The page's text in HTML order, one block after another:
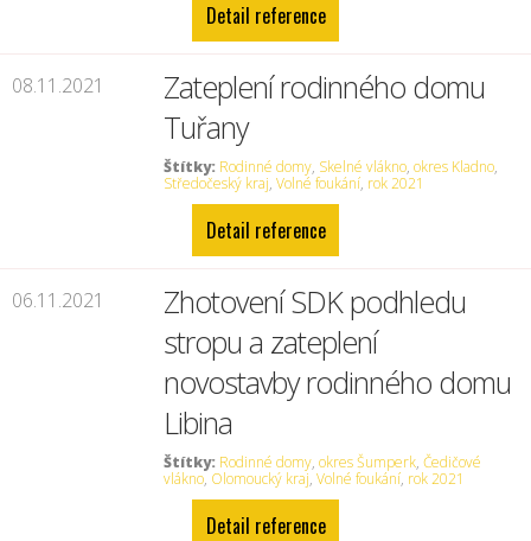
Detail reference
08.11.2021
Zateplení rodinného domu
Tuřany
Štítky: Rodinné domy, Skelné vlákno,okres Kladno,
Středočeský kraj,Volné foukání, rok 2021
Detail reference
06.11.2021
Zhotovení SDK podhledu
stropu a zateplení
novostavby rodinného domu
Libina
Štítky: Rodinné domy,okres Šumperk,Čedičové
vlákno, Olomoucký kraj,Volné foukání, rok 2021
Detail reference